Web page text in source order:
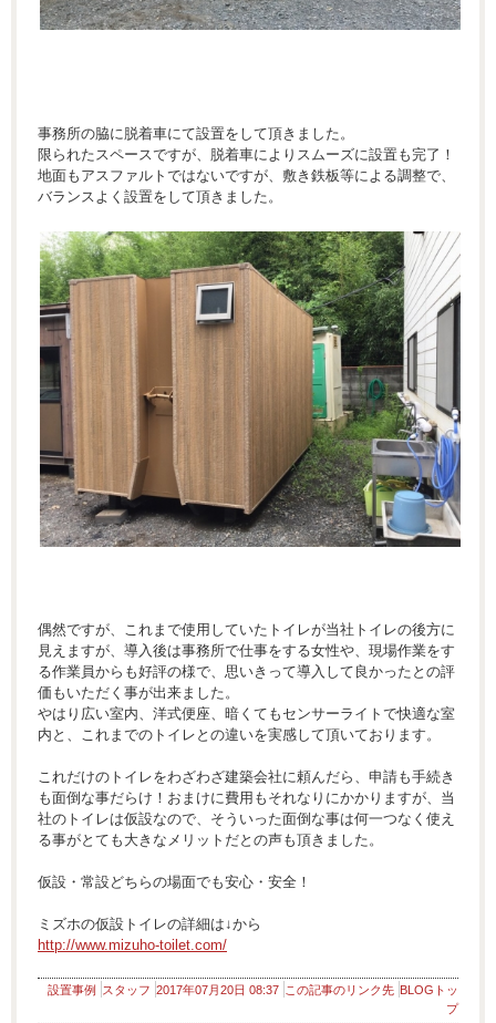
事務所の脇に脱着車にて設置をして頂きました。
限られたスペースですが、脱着車によりスムーズに設置も完了！
地面もアスファルトではないですが、敷き鉄板等による調整で、
バランスよく設置をして頂きました。
偶然ですが、これまで使用していたトイレが当社トイレの後方に
見えますが、導入後は事務所で仕事をする女性や、現場作業をす
る作業員からも好評の様で、思いきって導入して良かったとの評
価もいただく事が出来ました。
やはり広い室内、洋式便座、暗くてもセンサーライトで快適な室
内と、これまでのトイレとの違いを実感して頂いております。
これだけのトイレをわざわざ建築会社に頼んだら、申請も手続き
も面倒な事だらけ！おまけに費用もそれなりにかかりますが、当
社のトイレは仮設なので、そういった面倒な事は何一つなく使え
る事がとても大きなメリットだとの声も頂きました。
仮設・常設どちらの場面でも安心・安全！
ミズホの仮設トイレの詳細は↓から
http://www.mizuho-toilet.com/
設置事例 スタッフ 2017年07月20日 08:37 この記事のリンク先 BLOGトッ
プ